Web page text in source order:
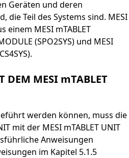
Geräten und deren
die Teil des Systems sind. MESI
einem MESI mTABLET
(SPO2SYS) und MESI
DEM MESI mTABLET
werden können, muss die
mit der MESI mTABLET UNIT
Anweisungen
im Kapitel 5.1.5